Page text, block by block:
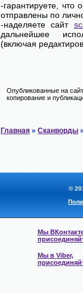
-гарантируете, что
отправлены по
-наделяете сайт
дальнейшее
(включая
Опубликованные на
копирование и
Главная » Сканворды
©
Мы
Мы в Viber,